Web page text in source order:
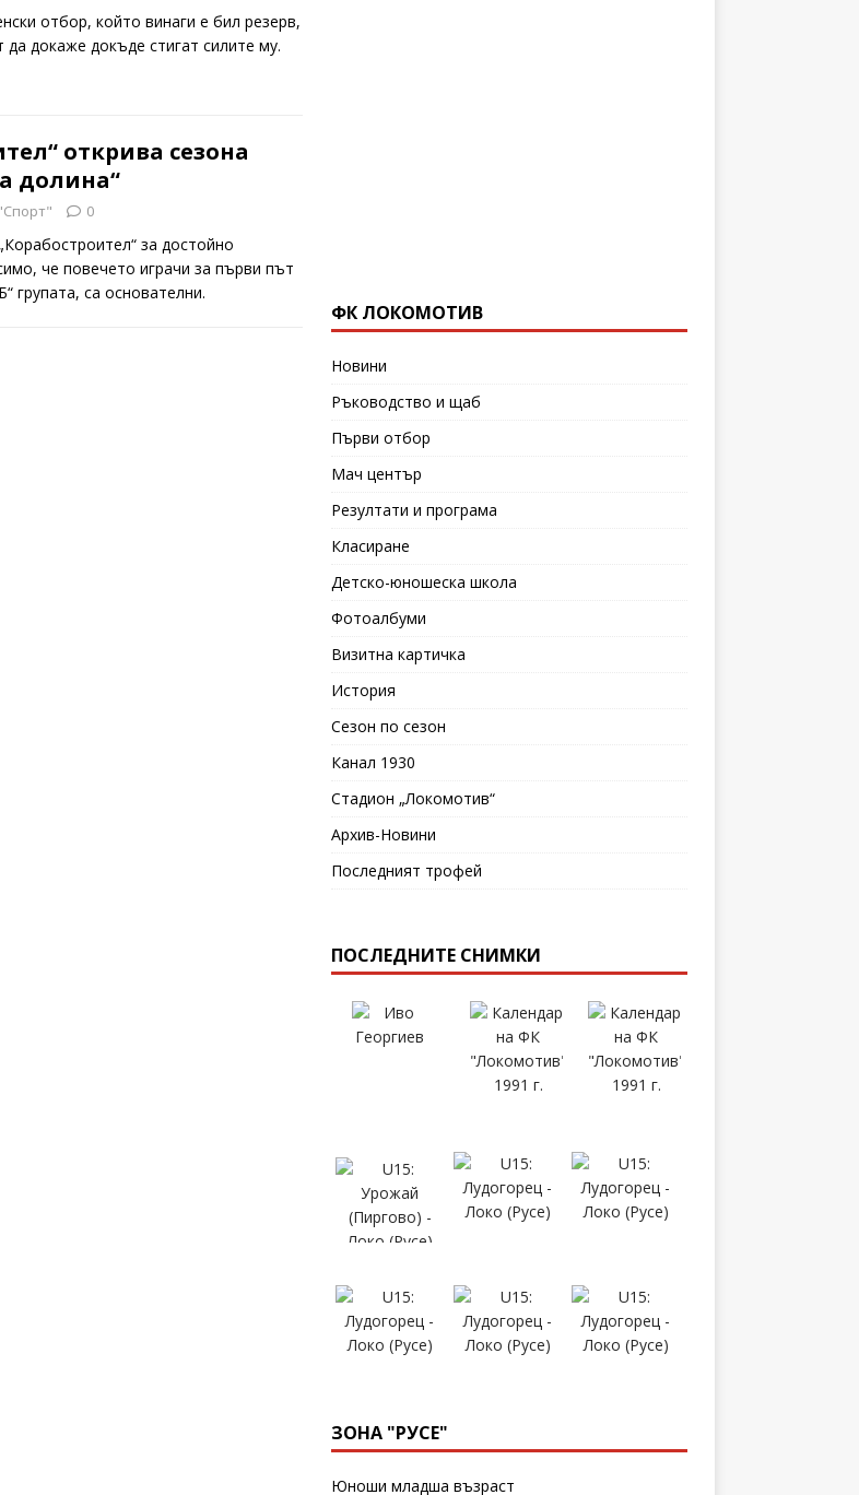
отбор, който винаги е бил резерв,
докаже докъде стигат силите му.
открива сезона
долина“
0
за достойно
че повечето играчи за първи път
групата, са основателни.
ФК ЛОКОМОТИВ
Новини
Ръководство и щаб
Първи отбор
Мач център
Резултати и програма
Класиране
Детско-юношеска школа
Фотоалбуми
Визитна картичка
История
Сезон по сезон
Канал 1930
Стадион „Локомотив“
Архив-Новини
Последният трофей
ПОСЛЕДНИТЕ СНИМКИ
ЗОНА "РУСЕ"
Юноши младша възраст